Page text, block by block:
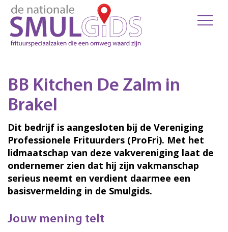
BB Kitchen De Zalm in
Brakel
Dit bedrijf is aangesloten bij de Vereniging
Professionele Frituurders (ProFri). Met het
lidmaatschap van deze vakvereniging laat de
ondernemer zien dat hij zijn vakmanschap
serieus neemt en verdient daarmee een
basisvermelding in de Smulgids.
Jouw mening telt